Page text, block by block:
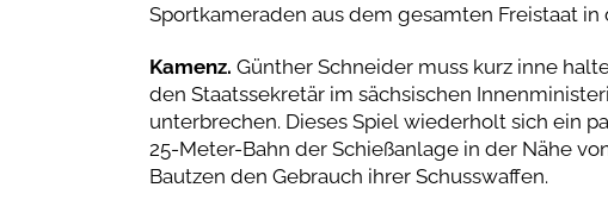
Sportkameraden aus dem gesamten Freistaat in
Kamenz. Günther Schneider muss kurz inne
den Staatssekretär im sächsischen
unterbrechen. Dieses Spiel wiederholt sich ein
25-Meter-Bahn der Schießanlage in der Nähe
Bautzen den Gebrauch ihrer Schusswaffen.